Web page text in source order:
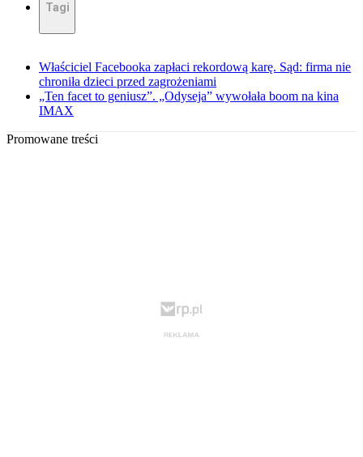
Tagi
Właściciel Facebooka zapłaci rekordową karę. Sąd: firma nie
chroniła dzieci przed zagrożeniami
„Ten facet to geniusz”. „Odyseja” wywołała boom na kina
IMAX
Promowane treści